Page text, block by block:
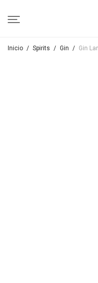
Inicio / Spirits / Gin / Gin